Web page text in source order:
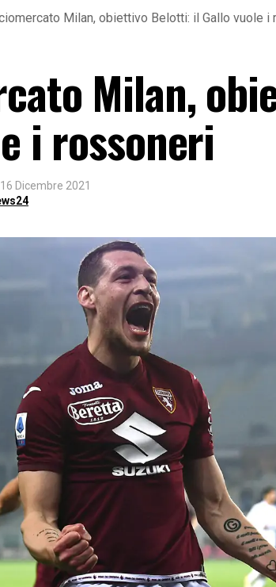
Milan, obiettivo Belotti: il Gallo vuole i
Milan,
i rossoneri
16 Dicembre 2021